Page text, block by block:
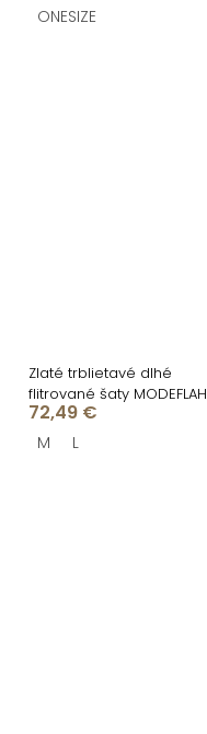
ONESIZE
Zlaté trblietavé dlhé
flitrované šaty MODEFLAH
72,49 €
M L